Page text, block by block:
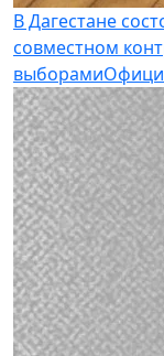
В Дагестане
совместном
выборами